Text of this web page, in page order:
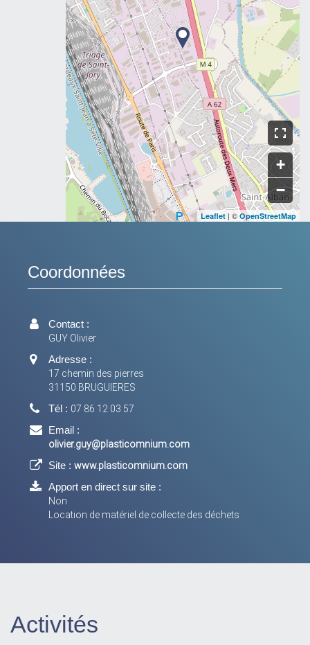
+
−
Leaflet | © OpenStreetMap
Coordonnées
Contact :
GUY Olivier
Adresse :
17 chemin des pierres
31150 BRUGUIERES
Tél : 07 86 12 03 57
Email :
olivier.guy@plasticomnium.com
Site : www.plasticomnium.com
Apport en direct sur site :
Non
Location de matériel de collecte des déchets
Activités